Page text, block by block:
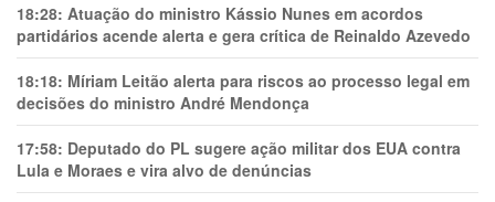
18:28: Atuação do ministro Kássio Nunes em acordos
partidários acende alerta e gera crítica de Reinaldo Azevedo
18:18: Míriam Leitão alerta para riscos ao processo legal em
decisões do ministro André Mendonça
17:58: Deputado do PL sugere ação militar dos EUA contra
Lula e Moraes e vira alvo de denúncias